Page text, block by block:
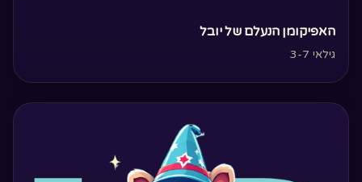
‏האפיקומן הנעלם של יובל‏
גילאי 3-7